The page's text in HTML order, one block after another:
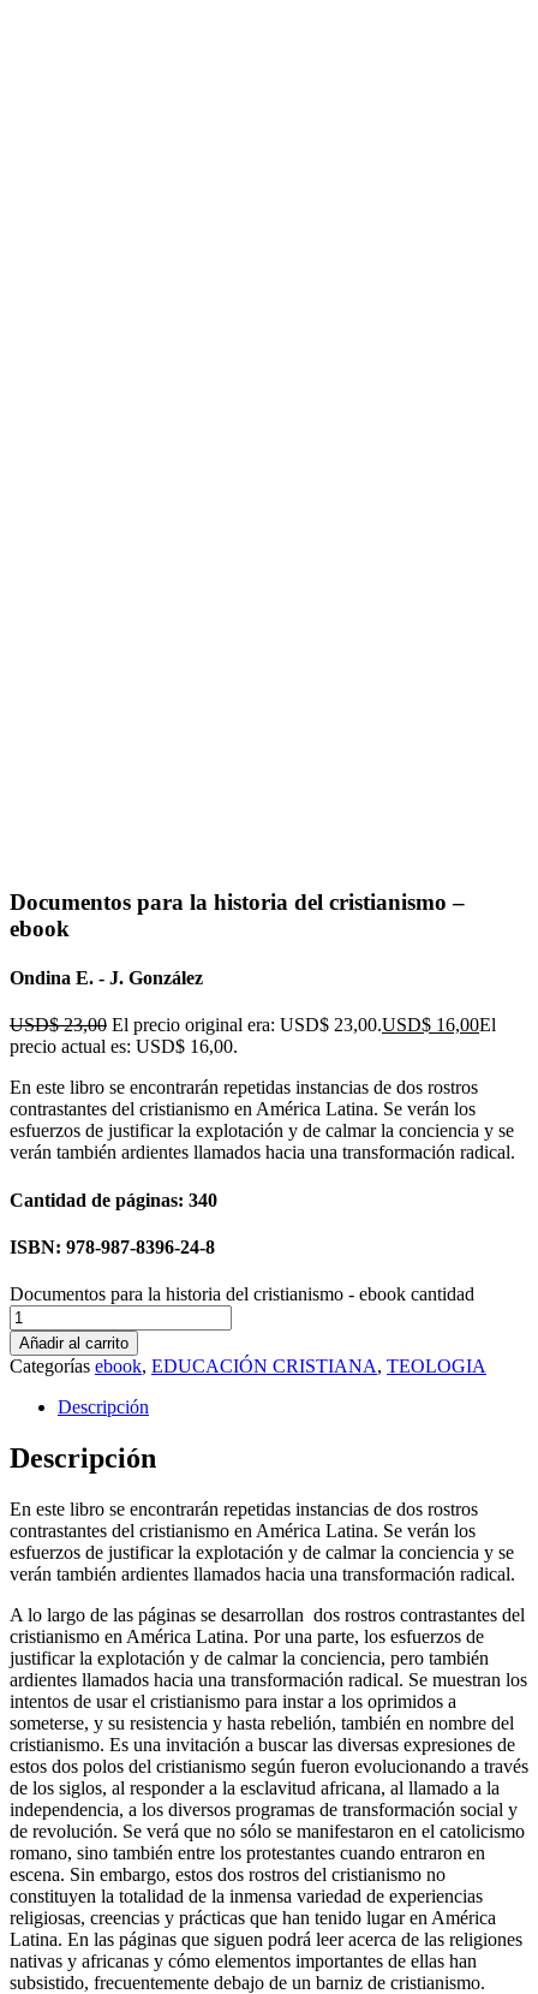
Documentos para la historia del cristianismo –
ebook
Ondina E. - J. González
USD$23,00 El precio original era: USD$ 23,00.USD$ 16,00El
precio actual es: USD$ 16,00.
En este libro se encontrarán repetidas instancias de dos rostros
contrastantes del cristianismo en América Latina. Se verán los
esfuerzos de justificar la explotación y de calmar la conciencia y se
verán también ardientes llamados hacia una transformación radical.
Cantidad de páginas: 340
ISBN: 978-987-8396-24-8
Documentos para la historia del cristianismo - ebook cantidad
Añadir al carrito
Categorías ebook, EDUCACIÓN CRISTIANA, TEOLOGIA
Descripción
Descripción
En este libro se encontrarán repetidas instancias de dos rostros
contrastantes del cristianismo en América Latina. Se verán los
esfuerzos de justificar la explotación y de calmar la conciencia y se
verán también ardientes llamados hacia una transformación radical.
A lo largo de las páginas se desarrollan dos rostros contrastantes del
cristianismo en América Latina. Por una parte, los esfuerzos de
justificar la explotación y de calmar la conciencia, pero también
ardientes llamados hacia una transformación radical. Se muestran los
intentos de usar el cristianismo para instar a los oprimidos a
someterse, y su resistencia y hasta rebelión, también en nombre del
cristianismo. Es una invitación a buscar las diversas expresiones de
estos dos polos del cristianismo según fueron evolucionando a través
de los siglos, al responder a la esclavitud africana, al llamado a la
independencia, a los diversos programas de transformación social y
de revolución. Se verá que no sólo se manifestaron en el catolicismo
romano, sino también entre los protestantes cuando entraron en
escena. Sin embargo, estos dos rostros del cristianismo no
constituyen la totalidad de la inmensa variedad de experiencias
religiosas, creencias y prácticas que han tenido lugar en América
Latina. En las páginas que siguen podrá leer acerca de las religiones
nativas y africanas y cómo elementos importantes de ellas han
subsistido, frecuentemente debajo de un barniz de cristianismo.